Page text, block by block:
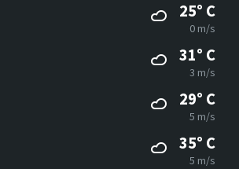
25° C
0 m/s
31° C
3 m/s
29° C
5 m/s
35° C
5 m/s